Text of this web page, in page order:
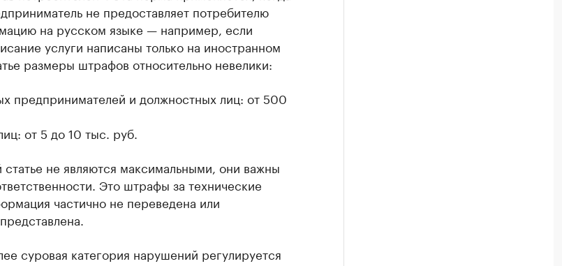
не предоставляет потребителю
на русском языке — например, если
услуги написаны только на иностранном
размеры штрафов относительно невелики:
предпринимателей и должностных лиц: от 500
от 5 до 10 тыс. руб.
не являются максимальными, они важны
Это штрафы за технические
частично не переведена или
суровая категория нарушений регулируется